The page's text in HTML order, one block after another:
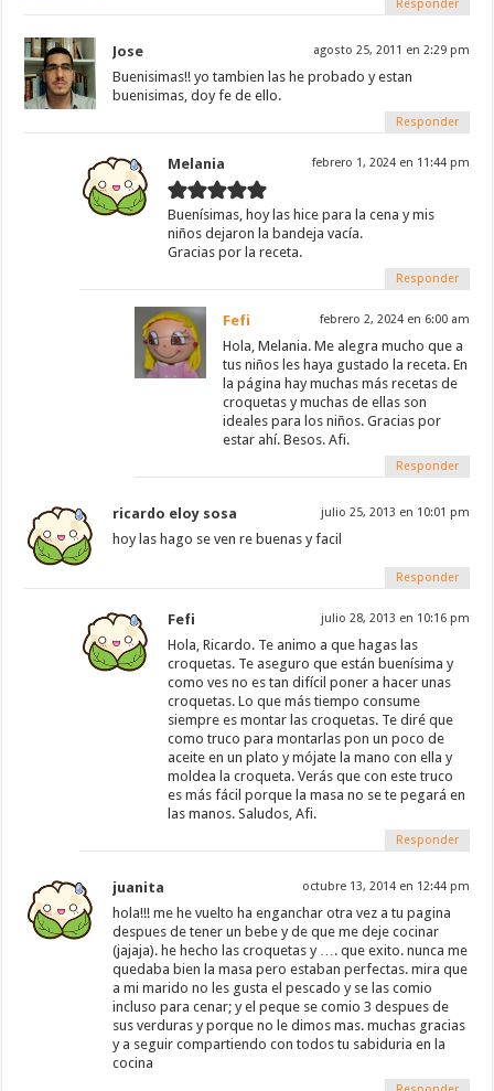
Responder
Jose agosto 25, 2011 en 2:29 pm
Buenisimas!! yo tambien las he probado y estan
buenisimas, doy fe de ello.
Responder
Melania febrero 1, 2024 en 11:44 pm
Buenísimas, hoy las hice para la cena y mis
niños dejaron la bandeja vacía.
Gracias por la receta.
Responder
Fefi febrero 2, 2024 en 6:00 am
Hola, Melania. Me alegra mucho que a
tus niños les haya gustado la receta. En
la página hay muchas más recetas de
croquetas y muchas de ellas son
ideales para los niños. Gracias por
estar ahí. Besos. Afi.
Responder
ricardo eloy sosa julio 25, 2013 en 10:01 pm
hoy las hago se ven re buenas y facil
Responder
Fefi julio 28, 2013 en 10:16 pm
Hola, Ricardo. Te animo a que hagas las
croquetas. Te aseguro que están buenísima y
como ves no es tan difícil poner a hacer unas
croquetas. Lo que más tiempo consume
siempre es montar las croquetas. Te diré que
como truco para montarlas pon un poco de
aceite en un plato y mójate la mano con ella y
moldea la croqueta. Verás que con este truco
es más fácil porque la masa no se te pegará en
las manos. Saludos, Afi.
Responder
juanita octubre 13, 2014 en 12:44 pm
hola!!! me he vuelto ha enganchar otra vez a tu pagina
despues de tener un bebe y de que me deje cocinar
(jajaja). he hecho las croquetas y …. que exito. nunca me
quedaba bien la masa pero estaban perfectas. mira que
a mi marido no les gusta el pescado y se las comio
incluso para cenar; y el peque se comio 3 despues de
sus verduras y porque no le dimos mas. muchas gracias
y a seguir compartiendo con todos tu sabiduria en la
cocina